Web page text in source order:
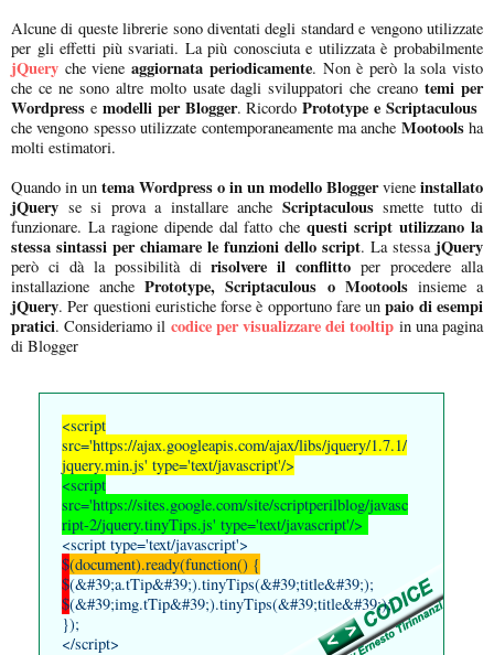
Alcune di queste librerie sono diventati degli standard e vengono utilizzate
per gli effetti più svariati. La più conosciuta e utilizzata è probabilmente
jQuery che viene aggiornata periodicamente. Non è però la sola visto
che ce ne sono altre molto usate dagli sviluppatori che creanotemi per
Wordpress e modelli per Blogger. RicordoPrototype e Scriptaculous
che vengono spesso utilizzate contemporaneamente ma anche Mootoolsha
molti estimatori.
Quando in un tema Wordpress o in un modello Bloggerviene installato
jQuery se si prova a installare anche Scriptaculoussmette tutto di
funzionare. La ragione dipende dal fatto chequesti script utilizzano la
stessa sintassi per chiamare le funzioni dello script. La stessajQuery
però ci dà la possibilità dirisolvere il conflitto per procedere alla
installazione anche Prototype, Scriptaculous o Mootoolsinsieme a
jQuery. Per questioni euristiche forse è opportuno fare unpaio di esempi
pratici. Consideriamo il codice per visualizzare dei tooltip in una pagina
di Blogger
<script
src='https://ajax.googleapis.com/ajax/libs/jquery/1.7.1/
jquery.min.js' type='text/javascript'/>
<script
src='https://sites.google.com/site/scriptperilblog/javasc
ript-2/jquery.tinyTips.js' type='text/javascript'/>
<script type='text/javascript'>
$(document).ready(function() {
$(&#39;a.tTip&#39;).tinyTips(&#39;title&#39;);
$(&#39;img.tTip&#39;).tinyTips(&#39;title&#39;);
});
</script>